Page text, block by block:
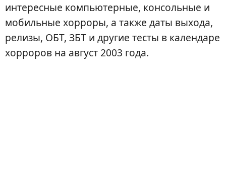
интересные компьютерные, консольные и
мобильные хорроры, а также даты выхода,
релизы, ОБТ, ЗБТ и другие тесты в календаре
хорроров на август 2003 года.